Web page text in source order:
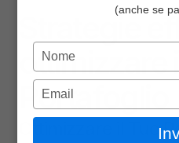
(anche se
Digita
il
nome
Digita
l'email
Contattaci
Accedi
Select Language
Strategie
Portafoglio
Ottimizzare il Tuo